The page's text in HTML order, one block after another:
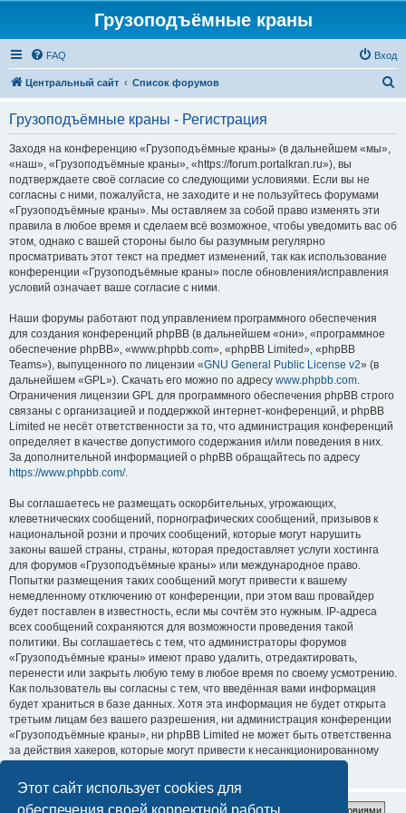
Этот сайт использует cookies для
обеспечения своей корректной работы.
Грузоподъёмные краны
FAQ Вход
Центральный сайт Список форумов
Грузоподъёмные краны - Регистрация
Заходя на конференцию «Грузоподъёмные краны» (в дальнейшем «мы»,
«наш», «Грузоподъёмные краны», «https://forum.portalkran.ru»), вы
подтверждаете своё согласие со следующими условиями. Если вы не
согласны с ними, пожалуйста, не заходите и не пользуйтесь форумами
«Грузоподъёмные краны». Мы оставляем за собой право изменять эти
правила в любое время и сделаем всё возможное, чтобы уведомить вас об
этом, однако с вашей стороны было бы разумным регулярно
просматривать этот текст на предмет изменений, так как использование
конференции «Грузоподъёмные краны» после обновления/исправления
условий означает ваше согласие с ними.
Наши форумы работают под управлением программного обеспечения
для создания конференций phpBB (в дальнейшем «они», «программное
обеспечение phpBB», «www.phpbb.com», «phpBB Limited», «phpBB
Teams»), выпущенного по лицензии «GNU General Public License v2» (в
дальнейшем «GPL»). Скачать его можно по адресу www.phpbb.com.
Ограничения лицензии GPL для программного обеспечения phpBB строго
связаны с организацией и поддержкой интернет-конференций, и phpBB
Limited не несёт ответственности за то, что администрация конференций
определяет в качестве допустимого содержания и/или поведения в них.
За дополнительной информацией о phpBB обращайтесь по адресу
https://www.phpbb.com/.
Вы соглашаетесь не размещать оскорбительных, угрожающих,
клеветнических сообщений, порнографических сообщений, призывов к
национальной розни и прочих сообщений, которые могут нарушить
законы вашей страны, страны, которая предоставляет услуги хостинга
для форумов «Грузоподъёмные краны» или международное право.
Попытки размещения таких сообщений могут привести к вашему
немедленному отключению от конференции, при этом ваш провайдер
будет поставлен в известность, если мы сочтём это нужным. IP-адреса
всех сообщений сохраняются для возможности проведения такой
политики. Вы соглашаетесь с тем, что администраторы форумов
«Грузоподъёмные краны» имеют право удалить, отредактировать,
перенести или закрыть любую тему в любое время по своему усмотрению.
Как пользователь вы согласны с тем, что введённая вами информация
будет храниться в базе данных. Хотя эта информация не будет открыта
третьим лицам без вашего разрешения, ни администрация конференции
«Грузоподъёмные краны», ни phpBB Limited не может быть ответственна
за действия хакеров, которые могут привести к несанкционированному